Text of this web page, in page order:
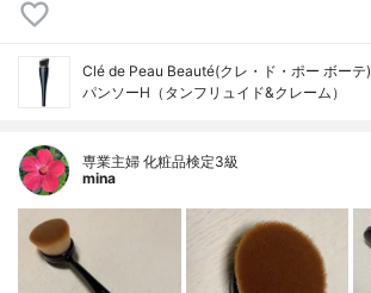
Clé de Peau Beauté(クレ・ド・ポー ボーテ)
パンソーH（タンフリュイド&クレーム）
専業主婦 化粧品検定3級
mina